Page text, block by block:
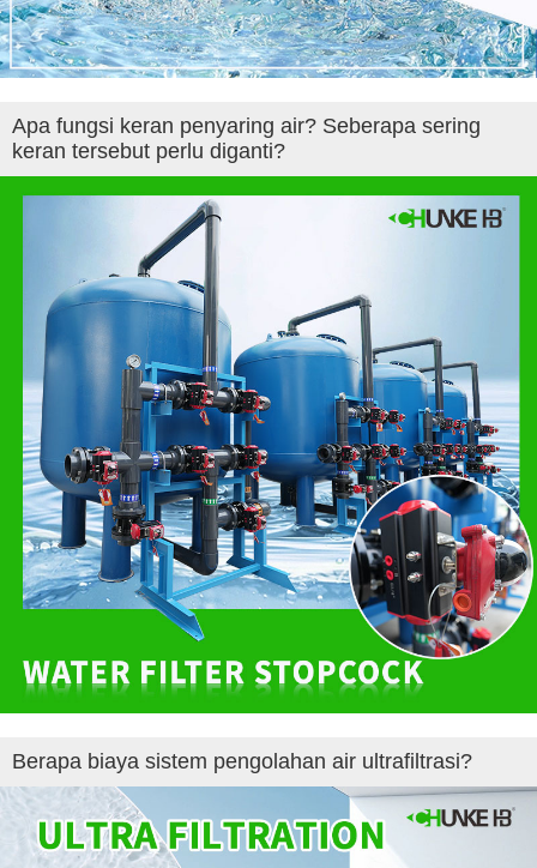
Apa fungsi keran penyaring air? Seberapa sering
keran tersebut perlu diganti?
Berapa biaya sistem pengolahan air ultrafiltrasi?